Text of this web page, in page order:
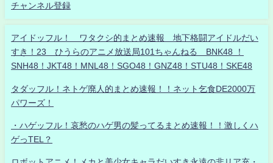
チャンネル登録
アイドッフル！ ワタクシ的まとめ速報 地下格闘アイドルだい
すき！23 ひうらのアニメ放送局101ちゃんねる BNK48 ！
SNH48！JKT48！MNL48！SGO48！GNZ48！STU48！SKE48
タダッフル！ネトゲ廃人的まとめ速報！！ネット乞食DE2000万
パワーズ！
・ハゲッフル！哀愁のハゲ男の髪ってるまとめ速報！！激しくハ
ゲっTEL？